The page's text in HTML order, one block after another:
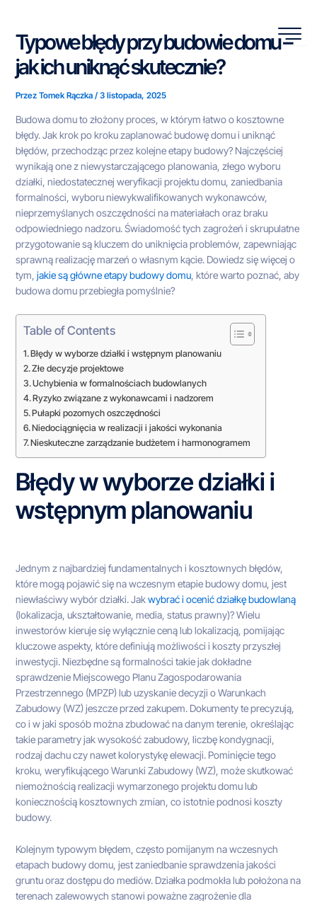
treściTypowe błędy przy budowie domu –
jak ich uniknąć skutecznie?
Przez Tomek Rączka / 3 listopada, 2025
Budowa domu to złożony proces, w którym łatwo o kosztowne
błędy. Jak krok po kroku zaplanować budowę domu i uniknąć
błędów, przechodząc przez kolejne etapy budowy? Najczęściej
wynikają one z niewystarczającego planowania, złego wyboru
działki, niedostatecznej weryfikacji projektu domu, zaniedbania
formalności, wyboru niewykwalifikowanych wykonawców,
nieprzemyślanych oszczędności na materiałach oraz braku
odpowiedniego nadzoru. Świadomość tych zagrożeń i skrupulatne
przygotowanie są kluczem do uniknięcia problemów, zapewniając
sprawną realizację marzeń o własnym kącie. Dowiedz się więcej o
tym, jakie są główne etapy budowy domu, które warto poznać, aby
budowa domu przebiegła pomyślnie?
Table of Contents
Błędy w wyborze działki i wstępnym planowaniu
Złe decyzje projektowe
Uchybienia w formalnościach budowlanych
Ryzyko związane z wykonawcami i nadzorem
Pułapki pozornych oszczędności
Niedociągnięcia w realizacji i jakości wykonania
Nieskuteczne zarządzanie budżetem i harmonogramem
Błędy w wyborze działki i
wstępnym planowaniu
Jednym z najbardziej fundamentalnych i kosztownych błędów,
które mogą pojawić się na wczesnym etapie budowy domu, jest
niewłaściwy wybór działki. Jakwybrać i ocenić działkę budowlaną
(lokalizacja, ukształtowanie, media, status prawny)? Wielu
inwestorów kieruje się wyłącznie ceną lub lokalizacją, pomijając
kluczowe aspekty, które definiują możliwości i koszty przyszłej
inwestycji. Niezbędne są formalności takie jak dokładne
sprawdzenie Miejscowego Planu Zagospodarowania
Przestrzennego (MPZP) lub uzyskanie decyzji o Warunkach
Zabudowy (WZ) jeszcze przed zakupem. Dokumenty te precyzują,
co i w jaki sposób można zbudować na danym terenie, określając
takie parametry jak wysokość zabudowy, liczbę kondygnacji,
rodzaj dachu czy nawet kolorystykę elewacji. Pominięcie tego
kroku, weryfikującego Warunki Zabudowy (WZ), może skutkować
niemożnością realizacji wymarzonego projektu domu lub
koniecznością kosztownych zmian, co istotnie podnosi koszty
budowy.
Kolejnym typowym błędem, często pomijanym na wczesnych
etapach budowy domu, jest zaniedbanie sprawdzenia jakości
gruntu oraz dostępu do mediów. Działka podmokła lub położona na
terenach zalewowych stanowi poważne zagrożenie dla